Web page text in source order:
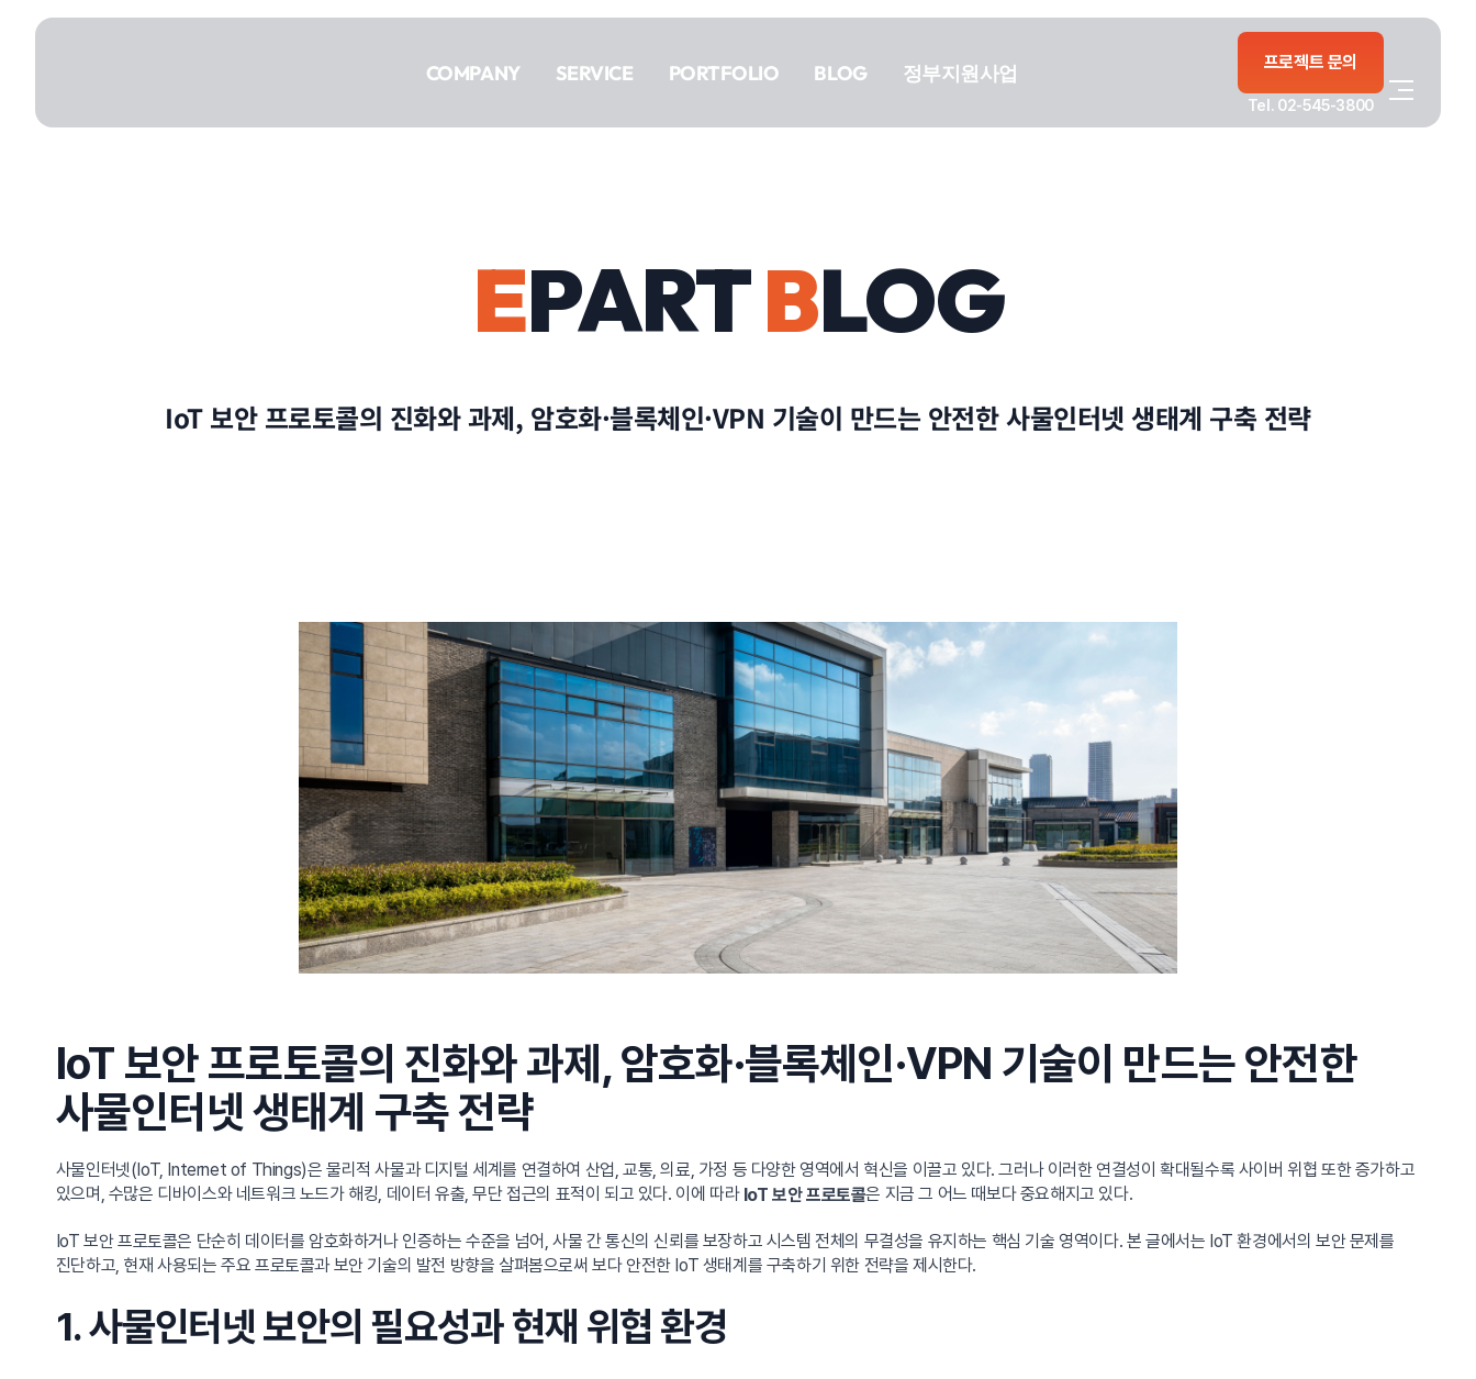
건너뛰기
COMPANY SERVICE PORTFOLIO BLOG 정부지원사업 프로젝트 문의
Tel. 02-545-3800
PORTFOLIO
정부지원사업
EPARTBLOG
IoT 보안 프로토콜의 진화와 과제, 암호화·블록체인·VPN 기술이 만드는 안전한 사물인터넷 생태계 구축 전략
IoT 보안 프로토콜의 진화와 과제, 암호화·블록체인·VPN 기술이 만드는 안전한
사물인터넷 생태계 구축 전략
사물인터넷(IoT, Internet of Things)은 물리적 사물과 디지털 세계를 연결하여 산업, 교통, 의료, 가정 등 다양한 영역에서 혁신을 이끌고 있다. 그러나 이러한 연결성이 확대될수록 사이버 위협 또한 증가하고
있으며, 수많은 디바이스와 네트워크 노드가 해킹, 데이터 유출, 무단 접근의 표적이 되고 있다. 이에 따라 IoT 보안 프로토콜은 지금 그 어느 때보다 중요해지고 있다.
IoT 보안 프로토콜은 단순히 데이터를 암호화하거나 인증하는 수준을 넘어, 사물 간 통신의 신뢰를 보장하고 시스템 전체의 무결성을 유지하는 핵심 기술 영역이다. 본 글에서는 IoT 환경에서의 보안 문제를
진단하고, 현재 사용되는 주요 프로토콜과 보안 기술의 발전 방향을 살펴봄으로써 보다 안전한 IoT 생태계를 구축하기 위한 전략을 제시한다.
1. 사물인터넷 보안의 필요성과 현재 위협 환경